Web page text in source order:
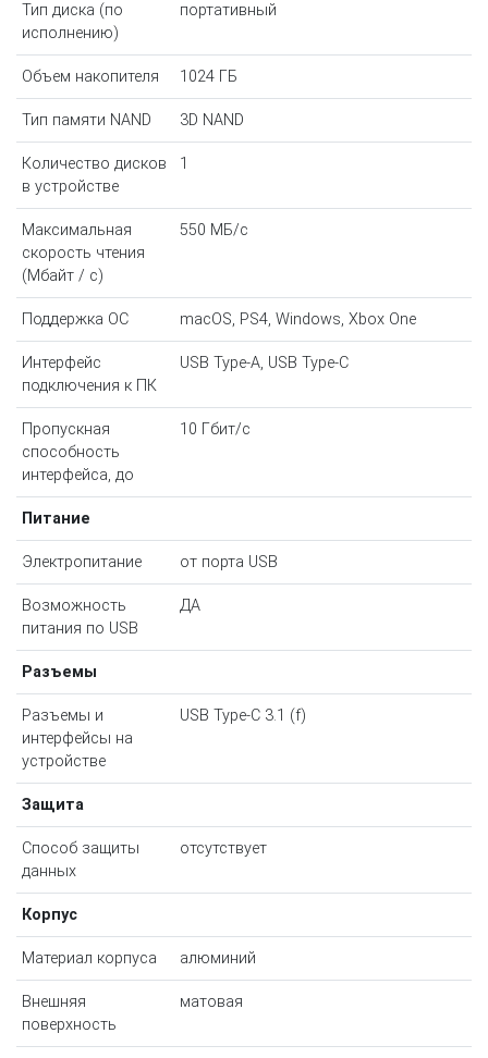
Тип диска (по
исполнению)
портативный
Объем накопителя 1024 ГБ
Тип памяти NAND 3D NAND
Количество дисков
в устройстве
1
Максимальная
скорость чтения
(Мбайт / с)
550 МБ/с
Поддержка ОС macOS, PS4, Windows, Xbox One
Интерфейс
подключения к ПК
USB Type-A, USB Type-C
Пропускная
способность
интерфейса, до
10 Гбит/с
Питание
Электропитание от порта USB
Возможность
питания по USB
ДА
Разъемы
Разъемы и
интерфейсы на
устройстве
USB Type-C 3.1 (f)
Защита
Способ защиты
данных
отсутствует
Корпус
Материал корпуса алюминий
Внешняя
поверхность
матовая